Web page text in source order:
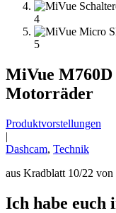
4
5
MiVue
Motorräder
Produktvorstellungen
|
Dashcam, Technik
aus Kradblatt 10/22
Ich habe